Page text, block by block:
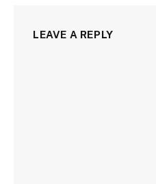
LEAVE A REPLY